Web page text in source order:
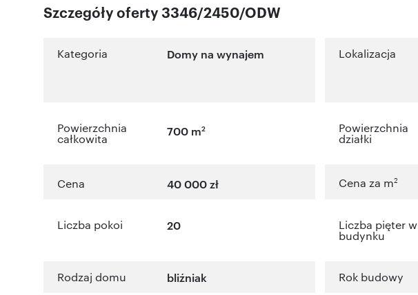
Szczegóły oferty 3346/2450/ODW
Kategoria Domy na wynajem Lokalizacja
Powierzchnia
całkowita
700 m2 Powierzchnia
działki
Cena 40 000 zł Cena za m2
Liczba pokoi 20 Liczba pięter w
budynku
Rodzaj domu bliźniak Rok budowy